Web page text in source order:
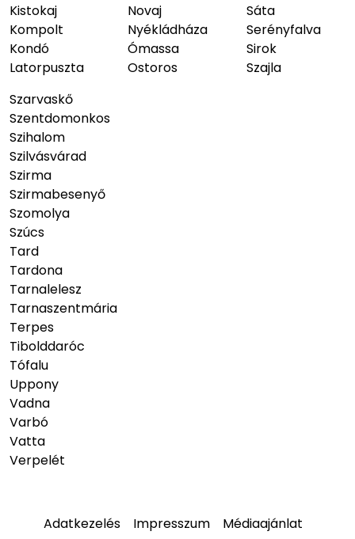
Kistokaj
Kompolt
Kondó
Latorpuszta
Novaj
Nyékládháza
Ómassa
Ostoros
Sáta
Serényfalva
Sirok
Szajla
Szarvaskő
Szentdomonkos
Szihalom
Szilvásvárad
Szirma
Szirmabesenyő
Szomolya
Szúcs
Tard
Tardona
Tarnalelesz
Tarnaszentmária
Terpes
Tibolddaróc
Tófalu
Uppony
Vadna
Varbó
Vatta
Verpelét
Adatkezelés Impresszum Médiaajánlat